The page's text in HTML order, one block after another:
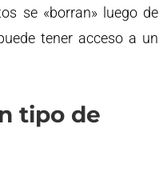
se «borran» luego de
tener acceso a un
tipo de